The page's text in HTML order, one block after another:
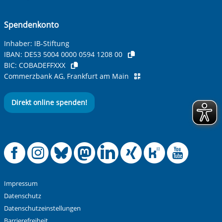
Spendenkonto
Inhaber: IB-Stiftung
IBAN: DE53 5004 0000 0594 1208 00
BIC: COBADEFFXXX
Commerzbank AG, Frankfurt am Main
Direkt online spenden!
Offizielle
Offizielle
Offizielle
Offizielle
Offizielle
Impressum
Datenschutz
Datenschutzeinstellungen